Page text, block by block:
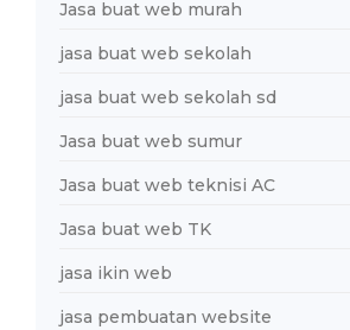
Jasa buat web murah
jasa buat web sekolah
jasa buat web sekolah sd
Jasa buat web sumur
Jasa buat web teknisi AC
Jasa buat web TK
jasa ikin web
jasa pembuatan website